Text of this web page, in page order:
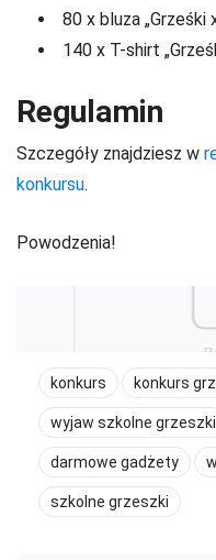
80 x bluza „Grześki
140 x T-shirt
Regulamin
Szczegóły znajdziesz w
konkursu.
Powodzenia!
konkurs konkurs
wyjaw szkolne grzeszki
darmowe gadżety
szkolne grzeszki